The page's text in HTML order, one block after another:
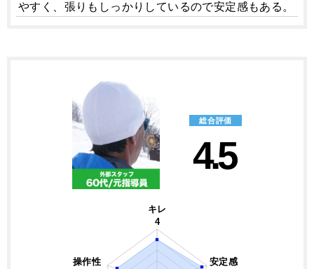
やすく、張りもしっかりしているので安定感もある。
総合評価
4.5
キレ
4
安定感
操作性